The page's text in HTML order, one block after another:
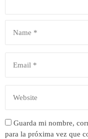
Guarda mi nombre,
para la próxima vez que